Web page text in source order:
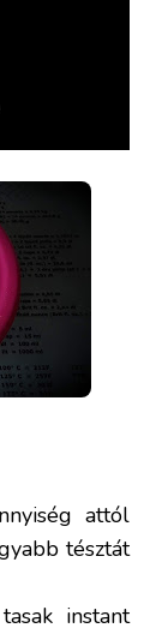
attól
tésztát
instant